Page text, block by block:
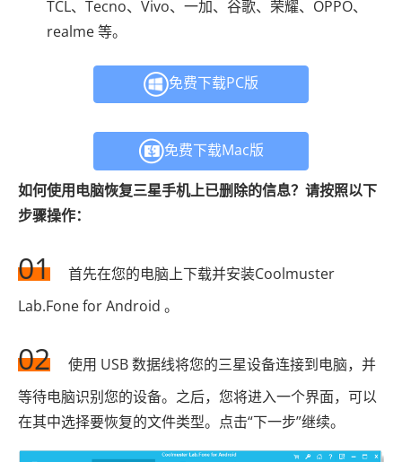
TCL、Tecno、Vivo、一加、谷歌、荣耀、OPPO、
realme 等。
免费下载PC版
免费下载Mac版
如何使用电脑恢复三星手机上已删除的信息？请按照以下
步骤操作：
01
首先在您的电脑上下载并安装Coolmuster
Lab.Fone for Android 。
02
使用 USB 数据线将您的三星设备连接到电脑，并
等待电脑识别您的设备。之后，您将进入一个界面，可以
在其中选择要恢复的文件类型。点击“下一步”继续。